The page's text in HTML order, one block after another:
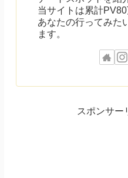
当サイトは累計PV80
あなたの行ってみた
ます。
スポンサー